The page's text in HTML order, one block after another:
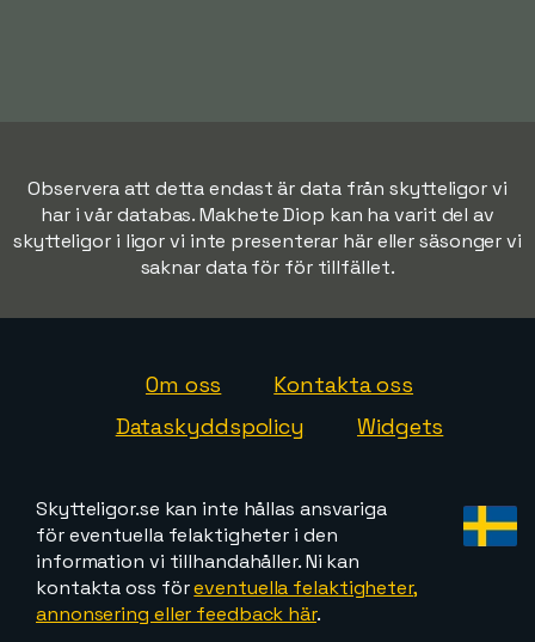
Observera att detta endast är data från skytteligor vi
har i vår databas. Makhete Diop kan ha varit del av
skytteligor i ligor vi inte presenterar här eller säsonger vi
saknar data för för tillfället.
Om oss
Kontakta oss
Dataskyddspolicy
Widgets
Skytteligor.se kan inte hållas ansvariga
för eventuella felaktigheter i den
information vi tillhandahåller. Ni kan
kontakta oss föreventuella felaktigheter,
annonsering eller feedback här.